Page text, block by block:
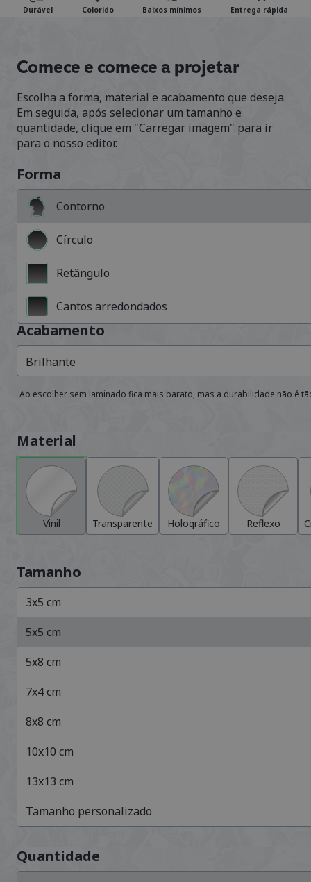
Durável Colorido Baixos mínimos Entrega rápida
Comece e comece a projetar
Escolha a forma, material e acabamento que deseja.
Em seguida, após selecionar um tamanho e
quantidade, clique em "Carregar imagem" para ir
para o nosso editor.
Forma
Contorno
Círculo
Retângulo
Cantos arredondados
Acabamento
Brilhante
Ao escolher sem laminado fica mais barato, mas a durabilidade não é
Material
Vinil Transparente Holográfico Reflexo
Tamanho
3x5 cm
5x5 cm
5x8 cm
7x4cm
8x8 cm
10x10 cm
13x13 cm
Tamanho personalizado
Quantidade